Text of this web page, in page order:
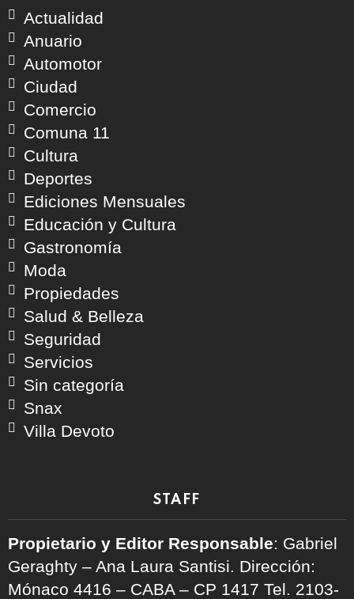
Actualidad
Anuario
Automotor
Ciudad
Comercio
Comuna 11
Cultura
Deportes
Ediciones Mensuales
Educación y Cultura
Gastronomía
Moda
Propiedades
Salud & Belleza
Seguridad
Servicios
Sin categoría
Snax
Villa Devoto
STAFF
Propietario y Editor Responsable: Gabriel
Geraghty – Ana Laura Santisi. Dirección:
Mónaco 4416 – CABA – CP 1417 Tel. 2103-